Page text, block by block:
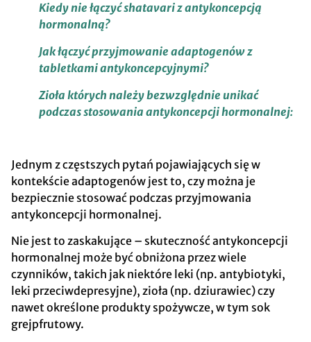
Kiedy nie łączyć shatavari z antykoncepcją
hormonalną?
Jak łączyć przyjmowanie adaptogenów z
tabletkami antykoncepcyjnymi?
Zioła których należy bezwzględnie unikać
podczas stosowania antykoncepcji hormonalnej:
Jednym z częstszych pytań pojawiających się w
kontekście adaptogenów jest to, czy można je
bezpiecznie stosować podczas przyjmowania
antykoncepcji hormonalnej.
Nie jest to zaskakujące – skuteczność antykoncepcji
hormonalnej może być obniżona przez wiele
czynników, takich jak niektóre leki (np. antybiotyki,
leki przeciwdepresyjne), zioła (np. dziurawiec) czy
nawet określone produkty spożywcze, w tym sok
grejpfrutowy.